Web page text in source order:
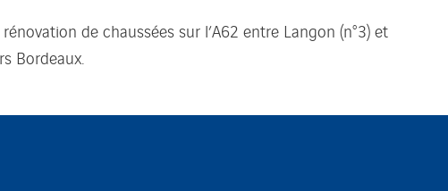
de chaussées sur l’A62 entre Langon (n°3) et
Bordeaux.